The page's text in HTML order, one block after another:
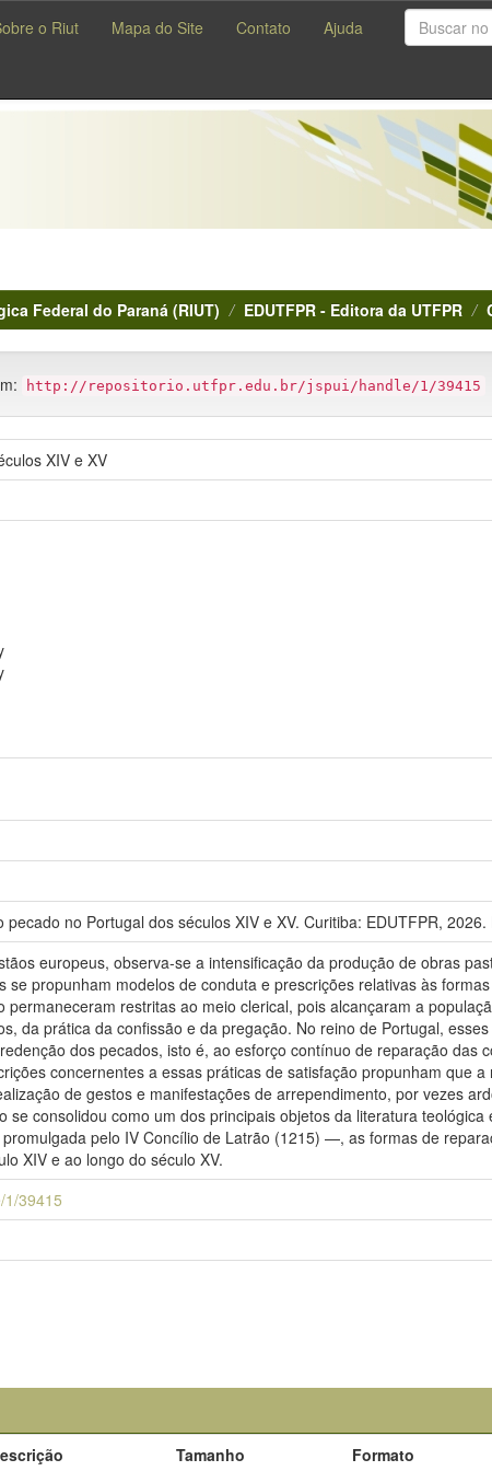
o Riut Mapa do Site Contato Ajuda
Federal do Paraná (RIUT) EDUTFPR - Editora da UTFPR
http://repositorio.utfpr.edu.br/jspui/handle/1/39415
XIV e XV
no Portugal dos séculos XIV e XV. Curitiba: EDUTFPR, 2026.
europeus, observa-se a intensificação da produção de obras
se propunham modelos de conduta e prescrições relativas às
restritas ao meio clerical, pois alcançaram a
da prática da confissão e da pregação. No reino de Portugal,
dos pecados, isto é, ao esforço contínuo de reparação das
concernentes a essas práticas de satisfação propunham que
de gestos e manifestações de arrependimento, por vezes
se consolidou como um dos principais objetos da literatura
pelo IV Concílio de Latrão (1215) —, as formas de
XIV e ao longo do século XV.
1/39415
Tamanho Formato